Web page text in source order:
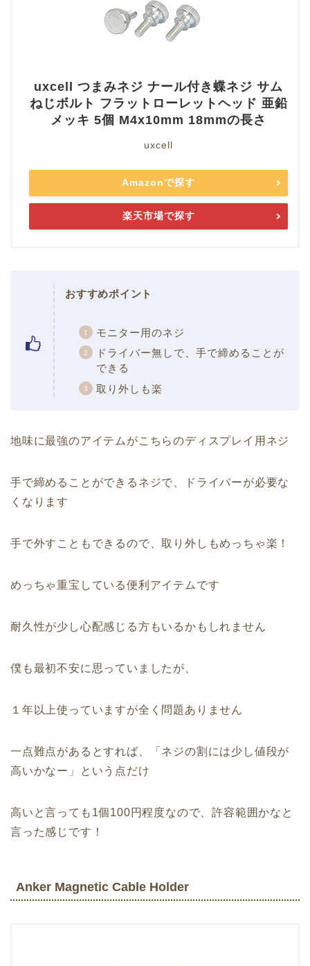
uxcell つまみネジ ナール付き蝶ネジ サム
ねじボルト フラットローレットヘッド 亜鉛
メッキ 5個 M4x10mm 18mmの長さ
uxcell
Amazonで探す
楽天市場で探す
おすすめポイント
モニター用のネジ
ドライバー無しで、手で締めることが
できる
取り外しも楽
地味に最強のアイテムがこちらのディスプレイ用ネジ
手で締めることができるネジで、ドライバーが必要な
くなります
手で外すこともできるので、取り外しもめっちゃ楽！
めっちゃ重宝している便利アイテムです
耐久性が少し心配感じる方もいるかもしれません
僕も最初不安に思っていましたが、
１年以上使っていますが全く問題ありません
一点難点があるとすれば、「ネジの割には少し値段が
高いかなー」という点だけ
高いと言っても1個100円程度なので、許容範囲かなと
言った感じです！
Anker Magnetic Cable Holder